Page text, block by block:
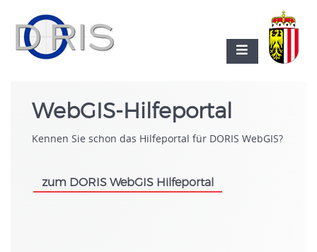
WebGIS-Hilfeportal
Kennen Sie schon das Hilfeportal für DORIS WebGIS?
zum DORIS WebGIS Hilfeportal